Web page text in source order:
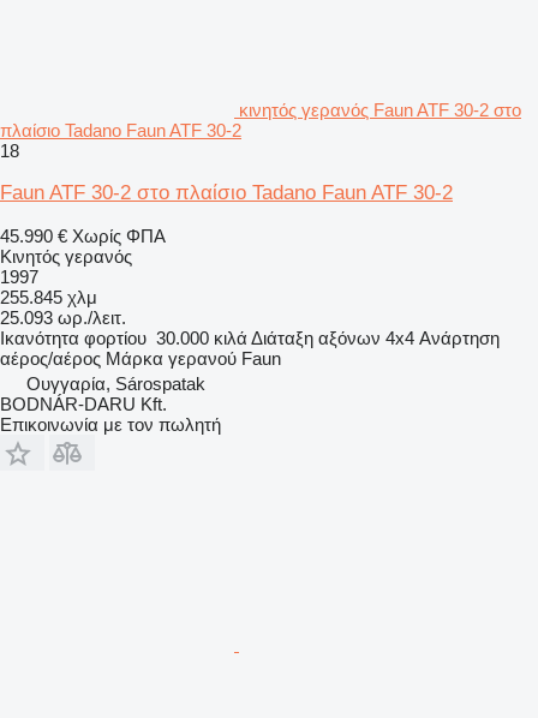
κινητός γερανός Faun ATF 30-2 στο
πλαίσιο Tadano Faun ATF 30-2
18
Faun ATF 30-2 στο πλαίσιο Tadano Faun ATF 30-2
45.990 € Χωρίς ΦΠΑ
Κινητός γερανός
1997
255.845 χλμ
25.093 ωρ./λειτ.
Ικανότητα φορτίου 30.000 κιλά Διάταξη αξόνων 4x4 Ανάρτηση
αέρος/αέρος Μάρκα γερανού Faun
Ουγγαρία, Sárospatak
BODNÁR-DARU Kft.
Επικοινωνία με τον πωλητή